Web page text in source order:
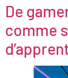
De
comme